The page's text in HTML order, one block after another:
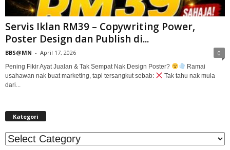
Servis Iklan RM39 – Copywriting Power,
Poster Design dan Publish di...
BBS@MN - April 17, 2026 0
Pening Fikir Ayat Jualan & Tak Sempat Nak Design Poster?
Ramai
usahawan nak buat marketing, tapi tersangkut sebab:
Tak tahu nak mula
dari...
Kategori
Kategori